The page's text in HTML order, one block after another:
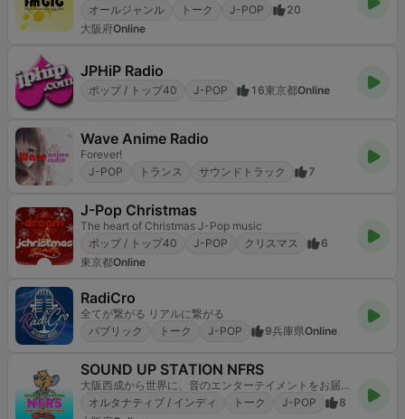
オールジャンル
トーク J-POP
20
大阪府Online
JPHiP Radio
ポップ / トップ40 J-POP 16東京都Online
Wave Anime Radio
Forever!
J-POP
トランス サウンドトラック 7
J-Pop Christmas
The heart of Christmas J-Pop music
ポップ / トップ40
J-POP クリスマス
6
東京都Online
RadiCro
全てが繋がる リアルに繋がる
パブリック
トーク J-POP 9兵庫県Online
SOUND UP STATION NFRS
大阪西成から世界に、音のエンターテイメントをお届け！
オルタナティブ / インディ
トーク J-POP
8